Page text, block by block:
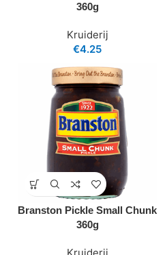
360g
Kruiderij
€4.25
Branston Pickle Small Chunk
360g